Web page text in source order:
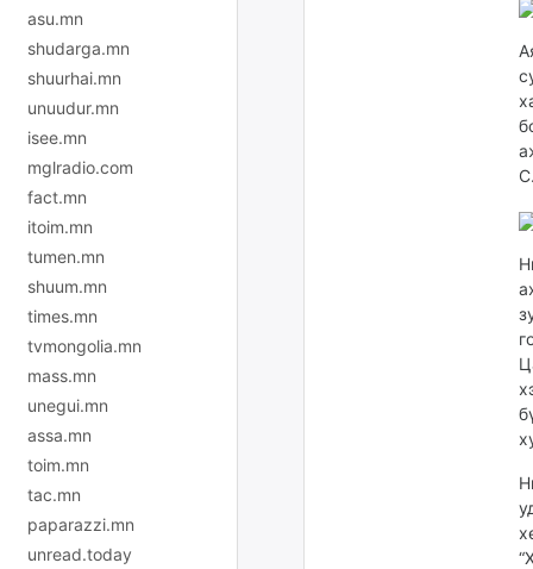
asu.mn
shudarga.mn
shuurhai.mn
unuudur.mn
isee.mn
mglradio.com
fact.mn
itoim.mn
tumen.mn
shuum.mn
times.mn
tvmongolia.mn
mass.mn
unegui.mn
assa.mn
toim.mn
tac.mn
paparazzi.mn
unread.today